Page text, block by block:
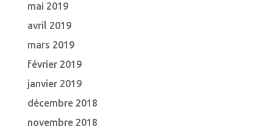
mai 2019
avril 2019
mars 2019
février 2019
janvier 2019
décembre 2018
novembre 2018